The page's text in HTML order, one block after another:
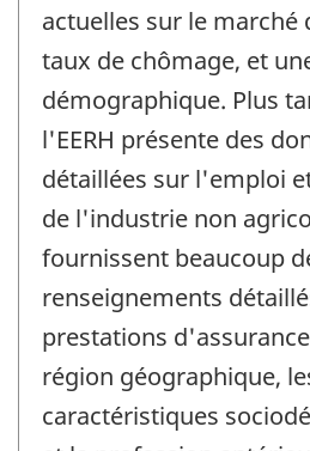
actuelles sur le marché
taux de chômage, et
démographique. Plus
l'EERH présente des
détaillées sur l'emploi
de l'industrie non
fournissent beaucoup
renseignements
prestations
région géographique,
caractéristiques